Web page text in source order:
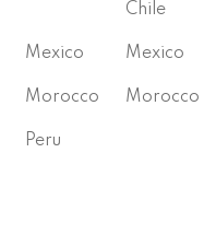
Chile
Mexico Mexico
Morocco Morocco
Peru